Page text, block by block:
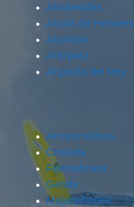
Alcobendas
Alcalá de Henares
Alcorcón
Aranjuez
Arganda del Rey
Arroyomolinos
Coslada
Fuenlabrada
Getafe
Majadahonda